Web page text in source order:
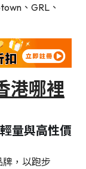
、GRL、
港哪裡
量與高性價
牌，以跑步